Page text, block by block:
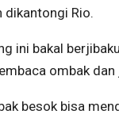
Rio.
ini bakal
ombak
besok bisa